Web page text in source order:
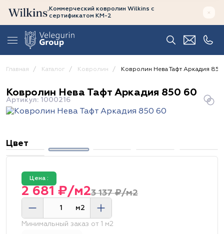
Коммерческий ковролин Wilkins с
сертификатом КМ-2
Главная Каталог Ковролин Ковролин Нева Тафт Аркадия
Ковролин Нева Тафт Аркадия 850 60
Артикул: 1000216
Цвет
Цена :
3 137 ₽/м2
2 681 ₽/м2
м2
Минимальный заказ от 1 м2